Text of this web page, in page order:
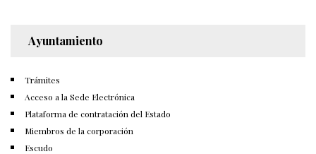
Ayuntamiento
Trámites
Acceso a la Sede Electrónica
Plataforma de contratación del Estado
Miembros de la corporación
Escudo